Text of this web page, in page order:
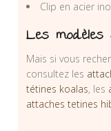
Clip en acier
Les
Mais si vous
consultez les
tétines koalas, les
attaches tetines